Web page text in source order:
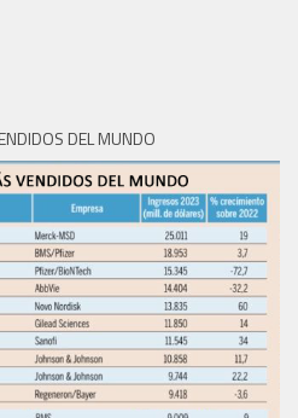
DEL MUNDO